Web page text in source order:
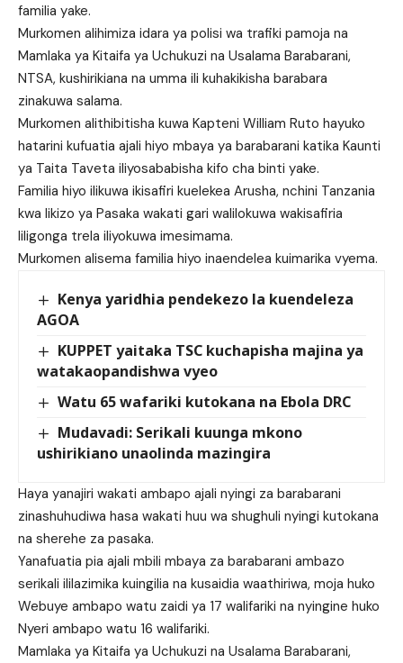
familia yake.
Murkomen alihimiza idara ya polisi wa trafiki pamoja na
Mamlaka ya Kitaifa ya Uchukuzi na Usalama Barabarani,
NTSA, kushirikiana na umma ili kuhakikisha barabara
zinakuwa salama.
Murkomen alithibitisha kuwa Kapteni William Ruto hayuko
hatarini kufuatia ajali hiyo mbaya ya barabarani katika Kaunti
ya Taita Taveta iliyosababisha kifo cha binti yake.
Familia hiyo ilikuwa ikisafiri kuelekea Arusha, nchini Tanzania
kwa likizo ya Pasaka wakati gari walilokuwa wakisafiria
liligonga trela iliyokuwa imesimama.
Murkomen alisema familia hiyo inaendelea kuimarika vyema.
Kenya yaridhia pendekezo la kuendeleza
AGOA
KUPPET yaitaka TSC kuchapisha majina ya
watakaopandishwa vyeo
Watu 65 wafariki kutokana na Ebola DRC
Mudavadi: Serikali kuunga mkono
ushirikiano unaolinda mazingira
Haya yanajiri wakati ambapo ajali nyingi za barabarani
zinashuhudiwa hasa wakati huu wa shughuli nyingi kutokana
na sherehe za pasaka.
Yanafuatia pia ajali mbili mbaya za barabarani ambazo
serikali ililazimika kuingilia na kusaidia waathiriwa, moja huko
Webuye ambapo watu zaidi ya 17 walifariki na nyingine huko
Nyeri ambapo watu 16 walifariki.
Mamlaka ya Kitaifa ya Uchukuzi na Usalama Barabarani,